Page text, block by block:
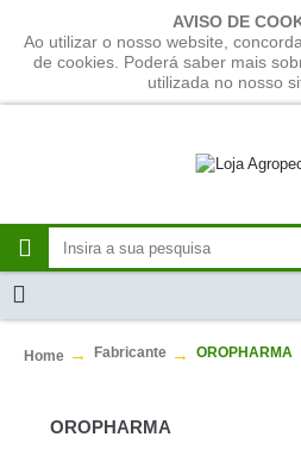
AVISO DE
Ao utilizar o nosso website,
de cookies. Poderá saber mais
utilizada no nosso
Home Fabricante OROPHARMA
OROPHARMA